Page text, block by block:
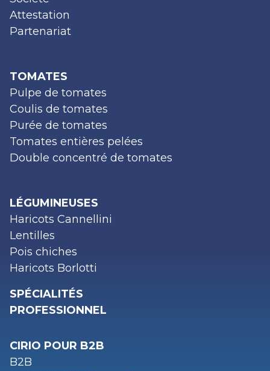
Attestation
Partenariat
TOMATES
Pulpe de tomates
Coulis de tomates
Purée de tomates
Tomates entières pelées
Double concentré de tomates
LÉGUMINEUSES
Haricots Cannellini
Lentilles
Pois chiches
Haricots Borlotti
SPÉCIALITÉS
PROFESSIONNEL
CIRIO POUR B2B
B2B